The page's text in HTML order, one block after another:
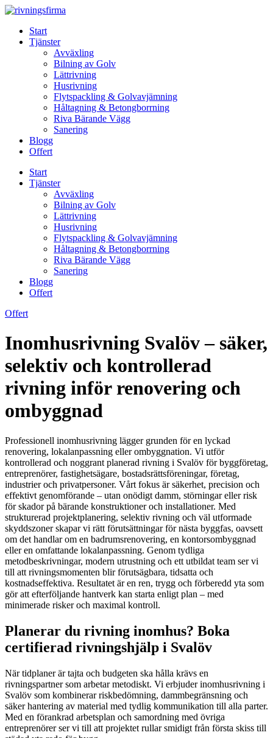
Skip
contentStart
Tjänster
Avväxling
Bilning av Golv
Lättrivning
Husrivning
Flytspackling & Golvavjämning
Håltagning & Betongborrning
Riva Bärande Vägg
Sanering
Blogg
Offert
Start
Tjänster
Avväxling
Bilning av Golv
Lättrivning
Husrivning
Flytspackling & Golvavjämning
Håltagning & Betongborrning
Riva Bärande Vägg
Sanering
Blogg
Offert
Offert
Inomhusrivning Svalöv – säker,
selektiv och kontrollerad
rivning inför renovering och
ombyggnad
Professionell inomhusrivning lägger grunden för en lyckad
renovering, lokalanpassning eller ombyggnation. Vi utför
kontrollerad och noggrant planerad rivning i Svalöv för byggföretag,
entreprenörer, fastighetsägare, bostadsrättsföreningar, företag,
industrier och privatpersoner. Vårt fokus är säkerhet, precision och
effektivt genomförande – utan onödigt damm, störningar eller risk
för skador på bärande konstruktioner och installationer. Med
strukturerad projektplanering, selektiv rivning och väl utformade
skyddszoner skapar vi rätt förutsättningar för nästa byggfas, oavsett
om det handlar om en badrumsrenovering, en kontorsombyggnad
eller en omfattande lokalanpassning. Genom tydliga
metodbeskrivningar, modern utrustning och ett utbildat team ser vi
till att rivningsmomenten blir förutsägbara, tidsatta och
kostnadseffektiva. Resultatet är en ren, trygg och förberedd yta som
gör att efterföljande hantverk kan starta enligt plan – med
minimerade risker och maximal kontroll.
Planerar du rivning inomhus? Boka
certifierad rivningshjälp i Svalöv
När tidplaner är tajta och budgeten ska hålla krävs en
rivningspartner som arbetar metodiskt. Vi erbjuder inomhusrivning i
Svalöv som kombinerar riskbedömning, dammbegränsning och
säker hantering av material med tydlig kommunikation till alla parter.
Med en förankrad arbetsplan och samordning med övriga
entreprenörer ser vi till att projektet rullar smidigt från första skiss till